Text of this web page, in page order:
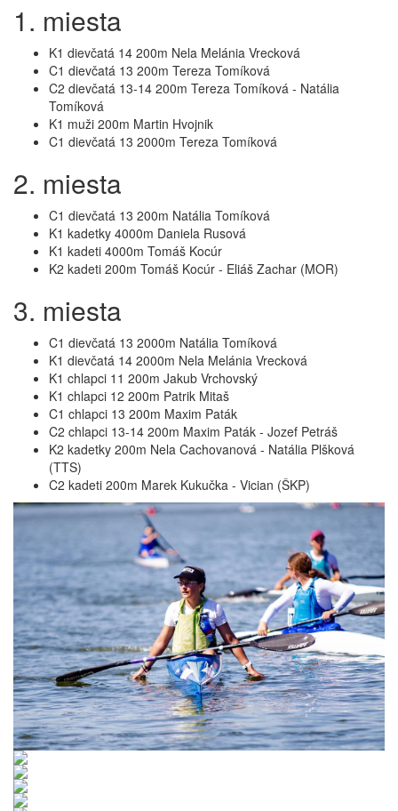
1. miesta
K1 dievčatá 14 200m Nela Melánia Vrecková
C1 dievčatá 13 200m Tereza Tomíková
C2 dievčatá 13-14 200m Tereza Tomíková - Natália
Tomíková
K1 muži 200m Martin Hvojnik
C1 dievčatá 13 2000m Tereza Tomíková
2. miesta
C1 dievčatá 13 200m Natália Tomíková
K1 kadetky 4000m Daniela Rusová
K1 kadeti 4000m Tomáš Kocúr
K2 kadeti 200m Tomáš Kocúr - Eliáš Zachar (MOR)
3. miesta
C1 dievčatá 13 2000m Natália Tomíková
K1 dievčatá 14 2000m Nela Melánia Vrecková
K1 chlapci 11 200m Jakub Vrchovský
K1 chlapci 12 200m Patrik Mitaš
C1 chlapci 13 200m Maxim Paták
C2 chlapci 13-14 200m Maxim Paták - Jozef Petráš
K2 kadetky 200m Nela Cachovanová - Natália Plšková
(TTS)
C2 kadeti 200m Marek Kukučka - Vician (ŠKP)